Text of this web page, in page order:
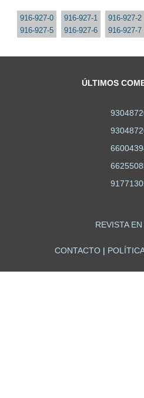
916-927-0 916-927-1 916-927-2
916-927-5
916-927-6 916-927-7
ÚLTIMOS
REVISTA
CONTACTO|